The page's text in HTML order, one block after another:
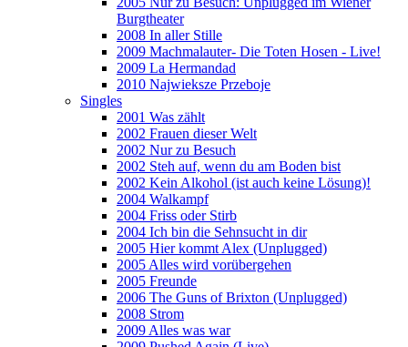
Burgtheater
2008 In aller Stille
2009 Machmalauter- Die Toten Hosen - Live!
2009 La Hermandad
2010 Najwieksze Przeboje
Singles
2001 Was zählt
2002 Frauen dieser Welt
2002 Nur zu Besuch
2002 Steh auf, wenn du am Boden bist
2002 Kein Alkohol (ist auch keine Lösung)!
2004 Walkampf
2004 Friss oder Stirb
2004 Ich bin die Sehnsucht in dir
2005 Hier kommt Alex (Unplugged)
2005 Alles wird vorübergehen
2005 Freunde
2006 The Guns of Brixton (Unplugged)
2008 Strom
2009 Alles was war